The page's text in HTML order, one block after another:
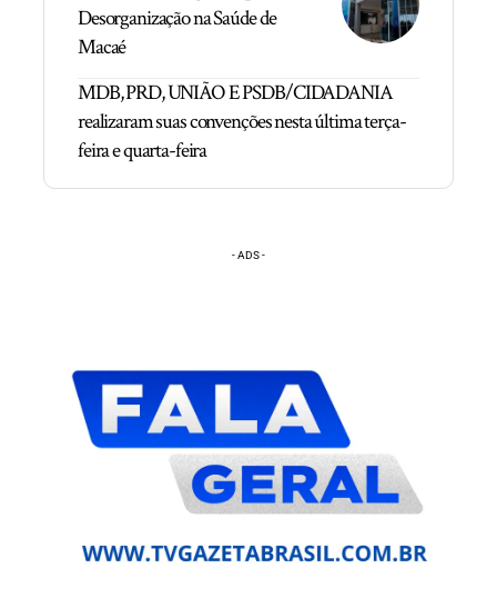
Desorganização na Saúde de
Macaé
MDB, PRD, UNIÃO E PSDB/CIDADANIA
realizaram suas convenções nesta última terça-
feira e quarta-feira
- ADS -